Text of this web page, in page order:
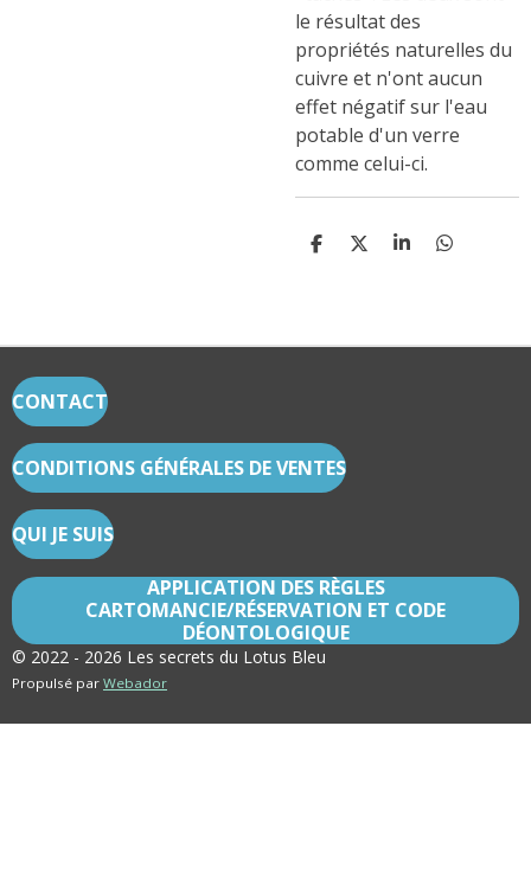
le résultat des
propriétés naturelles du
cuivre et n'ont aucun
effet négatif sur l'eau
potable d'un verre
comme celui-ci.
P
G
P
G
P
G
P
G
CONTACT
CONDITIONS GÉNÉRALES DE VENTES
QUI JE SUIS
APPLICATION DES RÈGLES
CARTOMANCIE/RÉSERVATION ET CODE
DÉONTOLOGIQUE
© 2022 - 2026 Les secrets du Lotus Bleu
Propulsé par Webador